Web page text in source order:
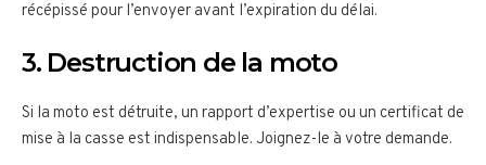
récépissé pour l’envoyer avant l’expiration du délai.
3. Destruction de la moto
Si la moto est détruite, un rapport d’expertise ou un certificat de
mise à la casse est indispensable. Joignez-le à votre demande.